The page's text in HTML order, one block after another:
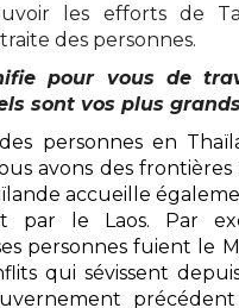
les efforts de
des personnes.
pour vous de
sont vos plus
personnes en
avons des
accueille
par le Laos. Par
personnes fuient le
qui sévissent